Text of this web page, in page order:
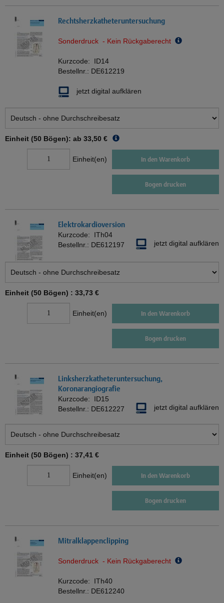
Rechtsherzkatheteruntersuchung
Sonderdruck - Kein Rückgaberecht
Kurzcode: ID14
Bestellnr.: DE612219
jetzt digital aufklären
Einheit (50 Bögen): ab 33,50 €
Einheit(en) In den Warenkorb
Bogen drucken
Elektrokardioversion
Kurzcode: ITh04
Bestellnr.: DE612197 jetzt digital aufklären
Einheit (50 Bögen) : 33,73 €
Einheit(en) In den Warenkorb
Bogen drucken
Linksherzkatheteruntersuchung,
Koronarangiografie
Kurzcode: ID15
Bestellnr.: DE612227 jetzt digital aufklären
Einheit (50 Bögen) : 37,41 €
Einheit(en) In den Warenkorb
Bogen drucken
Mitralklappenclipping
Sonderdruck - Kein Rückgaberecht
Kurzcode: ITh40
Bestellnr.: DE612240